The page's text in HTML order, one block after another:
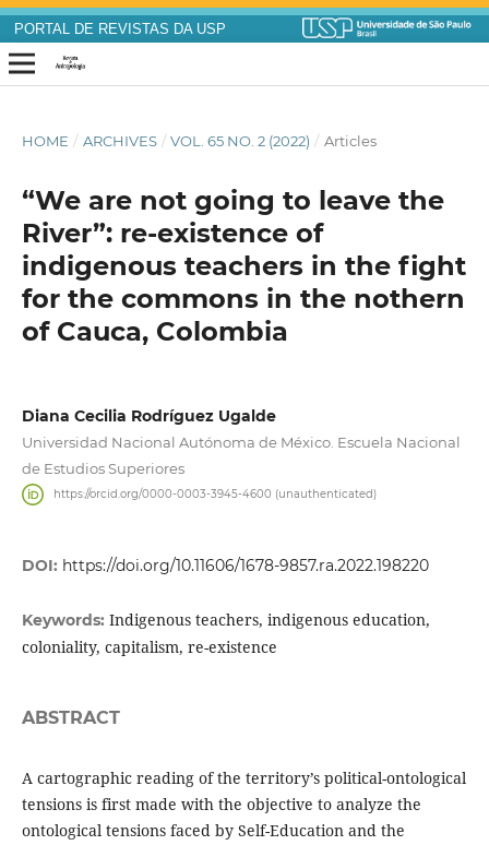
PORTAL DE REVISTAS DA USP
HOME / ARCHIVES / VOL. 65 NO. 2 (2022) / Articles
“We are not going to leave the
River”: re-existence of
indigenous teachers in the fight
for the commons in the nothern
of Cauca, Colombia
Diana Cecilia Rodríguez Ugalde
Universidad Nacional Autónoma de México. Escuela Nacional
de Estudios Superiores
https://orcid.org/0000-0003-3945-4600 (unauthenticated)
DOI: https://doi.org/10.11606/1678-9857.ra.2022.198220
Keywords: Indigenous teachers, indigenous education,
coloniality, capitalism, re-existence
ABSTRACT
A cartographic reading of the territory’s political-ontological
tensions is first made with the objective to analyze the
ontological tensions faced by Self-Education and the